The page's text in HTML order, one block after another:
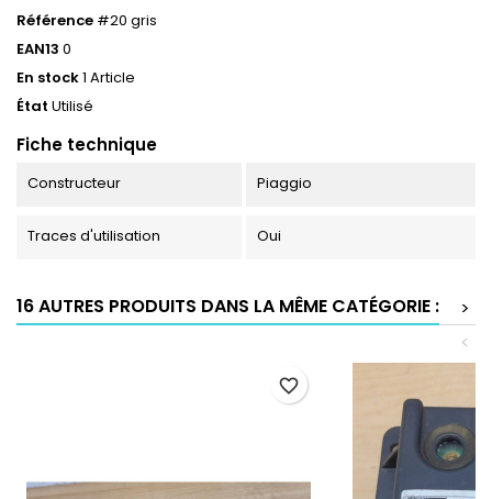
Référence #20 gris
EAN13 0
En stock1 Article
État Utilisé
Fiche technique
Constructeur Piaggio
Traces d'utilisation Oui
16 AUTRES PRODUITS DANS LA MÊME CATÉGORIE :
>
<
favorite_border